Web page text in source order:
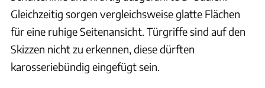
Gleichzeitig sorgen vergleichsweise glatte Flächen
für eine ruhige Seitenansicht. Türgriffe sind auf den
Skizzen nicht zu erkennen, diese dürften
karosseriebündig eingefügt sein.